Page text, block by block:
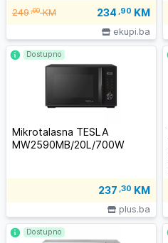
249,00KM 234 ,90 KM
ekupi.ba
Mikrotalasna TESLA
MW2590MB/20L/700W
237 ,30 KM
plus.ba
Dostupno
Dostupno